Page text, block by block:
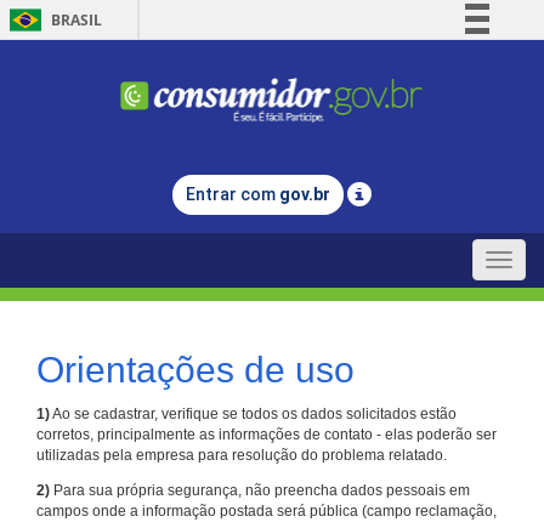
BRASIL
Comunica BR
Legislação
Entrar com gov.br
Toggle
Orientações de uso
1)Ao se cadastrar, verifique se todos os dados solicitados estão
corretos, principalmente as informações de contato - elas poderão ser
utilizadas pela empresa para resolução do problema relatado.
2) Para sua própria segurança, não preencha dados pessoais em
campos onde a informação postada será pública (campo reclamação,